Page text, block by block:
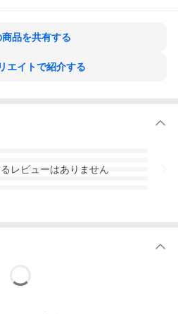
商品を共有する
エイトで紹介する
レビューはありません